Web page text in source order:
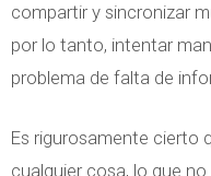
c
E
x
compartir y sincronizar
por lo tanto, intentar
problema de falta de
Es rigurosamente cierto
cualquier cosa, lo que